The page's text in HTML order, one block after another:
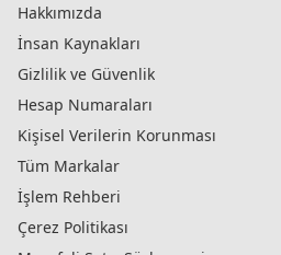
Hakkımızda
İnsan Kaynakları
Gizlilik ve Güvenlik
Hesap Numaraları
Kişisel Verilerin Korunması
Tüm Markalar
İşlem Rehberi
Çerez Politikası